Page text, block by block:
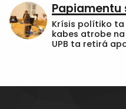
Papiamentu
Krísis polítiko
kabes atrobe na
UPB ta retirá